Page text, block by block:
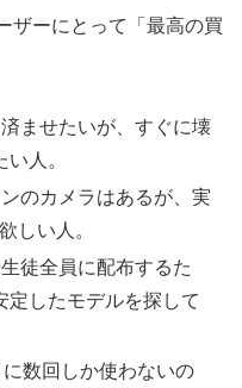
ザーにとって「最高の買
ませたいが、すぐに壊
人。
ンのカメラはあるが、実
しい人。
徒全員に配布するた
定したモデルを探して
に数回しか使わないの